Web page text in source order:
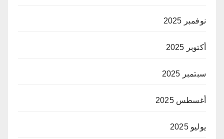
نوفمبر 2025
أكتوبر 2025
سبتمبر 2025
أغسطس 2025
يوليو 2025